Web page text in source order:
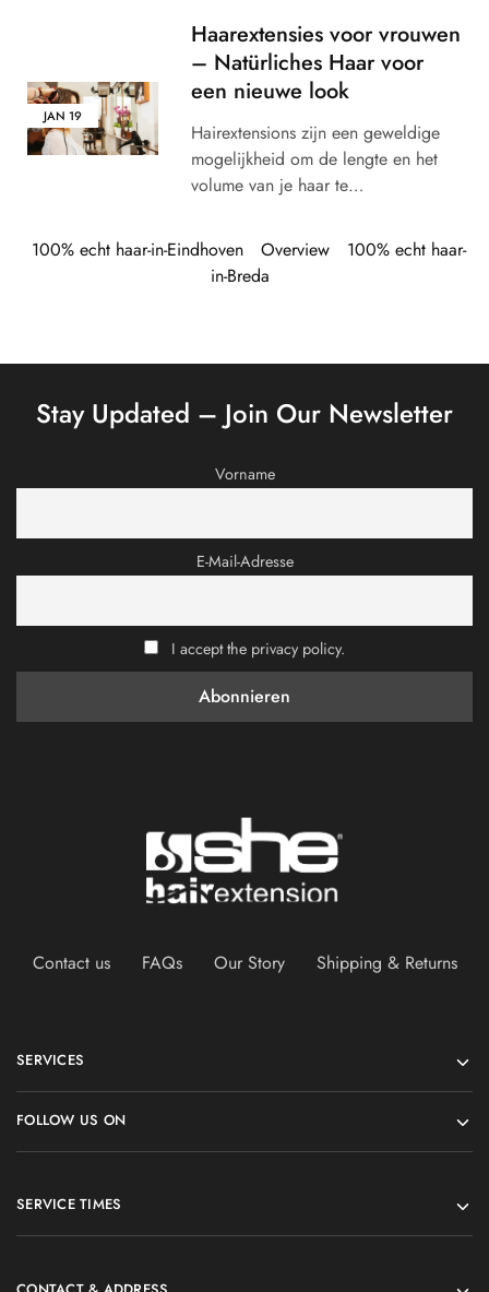
JAN 19
Haarextensies voor vrouwen
– Natürliches Haar voor
een nieuwe look
Hairextensions zijn een geweldige
mogelijkheid om de lengte en het
volume van je haar te…
100% echt haar-in-Eindhoven Overview
100% echt haar-
in-Breda
Stay Updated – Join Our Newsletter
Vorname
E-Mail-Adresse
I accept the privacy policy.
Contact us FAQs Our Story Shipping & Returns
SERVICES
FOLLOW US ON
SERVICE TIMES